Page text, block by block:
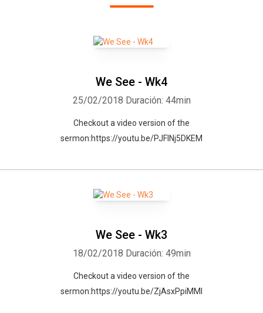
We See - Wk4
25/02/2018 Duración: 44min
Checkout a video version of the
sermon:https://youtu.be/PJFlNj5DKEM
We See - Wk3
18/02/2018 Duración: 49min
Checkout a video version of the
sermon:https://youtu.be/ZjAsxPpiMMI